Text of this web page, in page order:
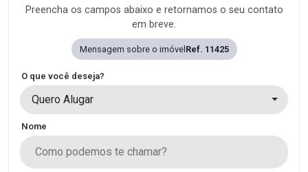
Preencha os campos abaixo e retornamos o seu contato
em breve.
Mensagem sobre o imóvel Ref. 11425
O que você deseja?
Quero Alugar
Nome